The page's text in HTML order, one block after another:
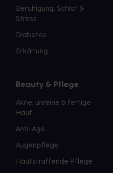
Beruhigung, Schlaf &
Stress
Diabetes
Erkältung
Beauty & Pflege
Akne, unreine & fettige
Haut
Anti-Age
Augenpflege
Hautstraffende Pflege